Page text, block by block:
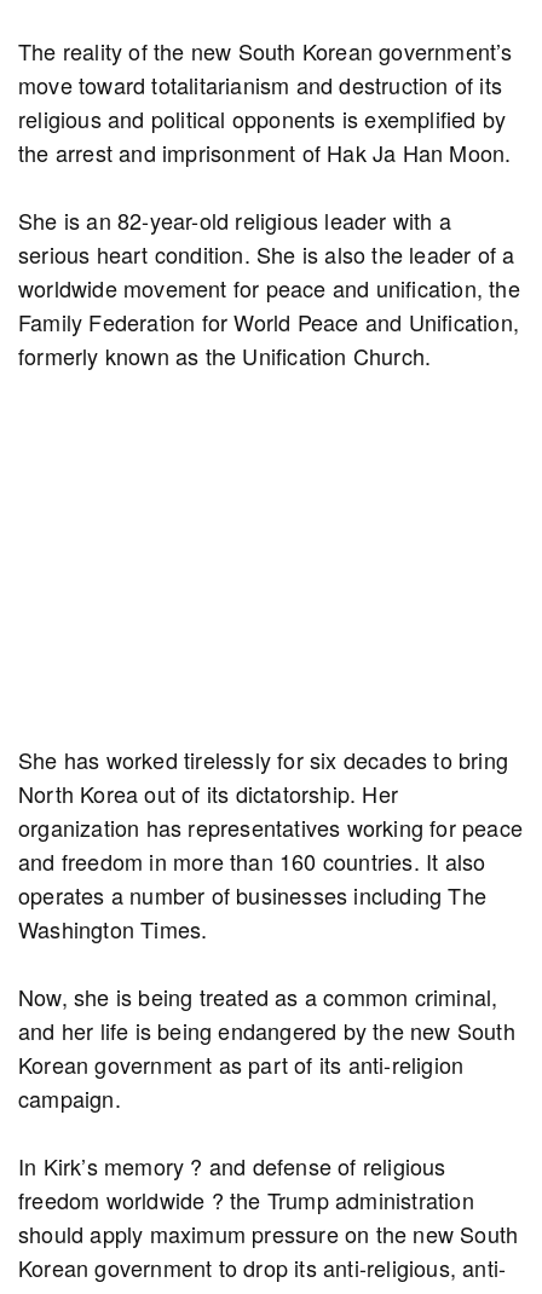
The reality of the new South Korean government’s
move toward totalitarianism and destruction of its
religious and political opponents is exemplified by
the arrest and imprisonment of Hak Ja Han Moon.
She is an 82-year-old religious leader with a
serious heart condition. She is also the leader of a
worldwide movement for peace and unification, the
Family Federation for World Peace and Unification,
formerly known as the Unification Church.
She has worked tirelessly for six decades to bring
North Korea out of its dictatorship. Her
organization has representatives working for peace
and freedom in more than 160 countries. It also
operates a number of businesses including The
Washington Times.
Now, she is being treated as a common criminal,
and her life is being endangered by the new South
Korean government as part of its anti-religion
campaign.
In Kirk’s memory ? and defense of religious
freedom worldwide ? the Trump administration
should apply maximum pressure on the new South
Korean government to drop its anti-religious, anti-